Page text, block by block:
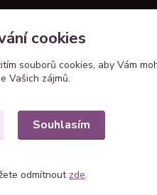
sběr cookies.
cookies
souborů cookies, aby Vám
Vašich zájmů.
Souhlasím
odmítnout zde.